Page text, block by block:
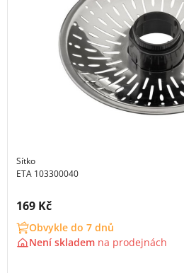
Sítko
ETA 103300040
Cena s DPH:
169 Kč
Obvykle do 7 dnů
Není skladem na prodejnách